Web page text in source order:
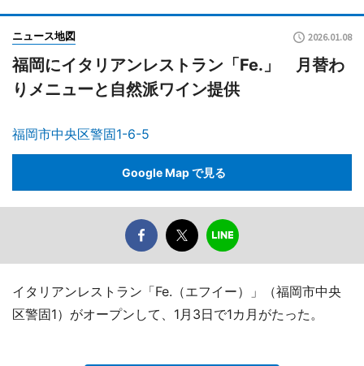
ニュース地図 2026.01.08
福岡にイタリアンレストラン「Fe.」 月替わ
りメニューと自然派ワイン提供
福岡市中央区警固1-6-5
Google Map で見る
イタリアンレストラン「Fe.（エフイー）」（福岡市中央
区警固1）がオープンして、1月3日で1カ月がたった。